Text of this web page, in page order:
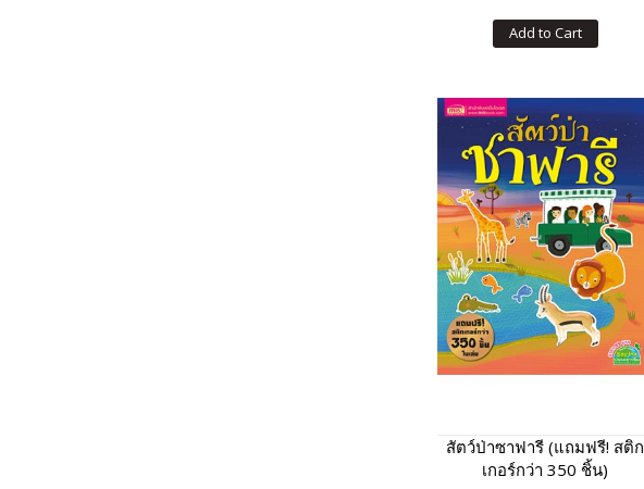
Add to Cart
สัตว์ป่าซาฟารี (แถมฟรี! สติก
เกอร์กว่า 350 ชิ้น)